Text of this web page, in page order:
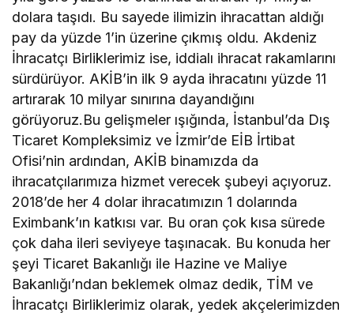
dolara taşıdı. Bu sayede ilimizin ihracattan aldığı
pay da yüzde 1’in üzerine çıkmış oldu. Akdeniz
İhracatçı Birliklerimiz ise, iddialı ihracat rakamlarını
sürdürüyor. AKİB’in ilk 9 ayda ihracatını yüzde 11
artırarak 10 milyar sınırına dayandığını
görüyoruz.Bu gelişmeler ışığında, İstanbul’da Dış
Ticaret Kompleksimiz ve İzmir’de EİB İrtibat
Ofisi’nin ardından, AKİB binamızda da
ihracatçılarımıza hizmet verecek şubeyi açıyoruz.
2018’de her 4 dolar ihracatımızın 1 dolarında
Eximbank’ın katkısı var. Bu oran çok kısa sürede
çok daha ileri seviyeye taşınacak. Bu konuda her
şeyi Ticaret Bakanlığı ile Hazine ve Maliye
Bakanlığı’ndan beklemek olmaz dedik, TİM ve
İhracatçı Birliklerimiz olarak, yedek akçelerimizden